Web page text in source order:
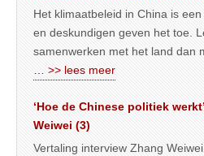
Het klimaatbeleid in China is
en deskundigen geven het toe.
samenwerken met het land dan
… >> lees meer
‘Hoe de Chinese politiek
Weiwei (3)
Vertaling interview Zhang